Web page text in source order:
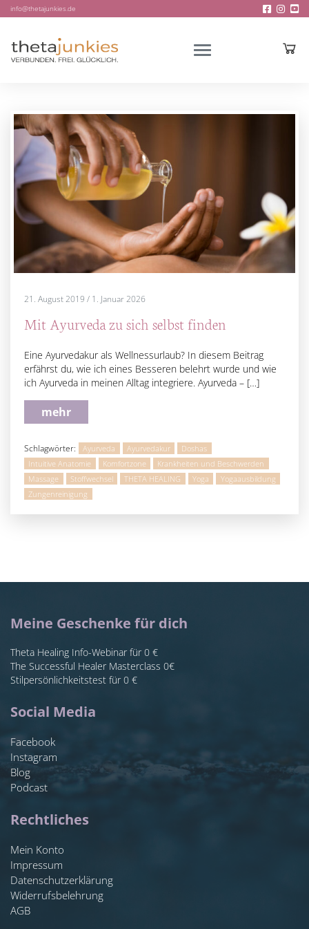
info@thetajunkies.de
21. August 2019 / 1. Januar 2026
Mit Ayurveda zu sich selbst finden
Eine Ayurvedakur als Wellnessurlaub? In diesem Beitrag
erfährst du, wie ich eines Besseren belehrt wurde und wie
ich Ayurveda in meinen Alltag integriere. Ayurveda – […]
mehr
Schlagwörter: Ayurveda Ayurvedakur
Doshas
Intuitive Anatomie
Komfortzone
Krankheiten und Beschwerden
Massage
Stoffwechsel THETA HEALING Yoga
Yogaausbildung
Zungenreinigung
Meine Geschenke für dich
Theta Healing Info-Webinar für 0 €
The Successful Healer Masterclass 0€
Stilpersönlichkeitstest für 0 €
Social Media
Facebook
Instagram
Blog
Podcast
Rechtliches
Mein Konto
Impressum
Datenschutzerklärung
Widerrufsbelehrung
AGB